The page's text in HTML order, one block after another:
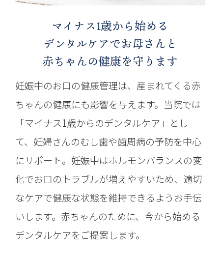
マイナス1歳から始める
デンタルケアでお母さんと
赤ちゃんの健康を守ります
妊娠中のお口の健康管理は、産まれてくる赤
ちゃんの健康にも影響を与えます。当院では
「マイナス1歳からのデンタルケア」とし
て、妊婦さんのむし歯や歯周病の予防を中心
にサポート。妊娠中はホルモンバランスの変
化でお口のトラブルが増えやすいため、適切
なケアで健康な状態を維持できるようお手伝
いします。赤ちゃんのために、今から始める
デンタルケアをご提案します。